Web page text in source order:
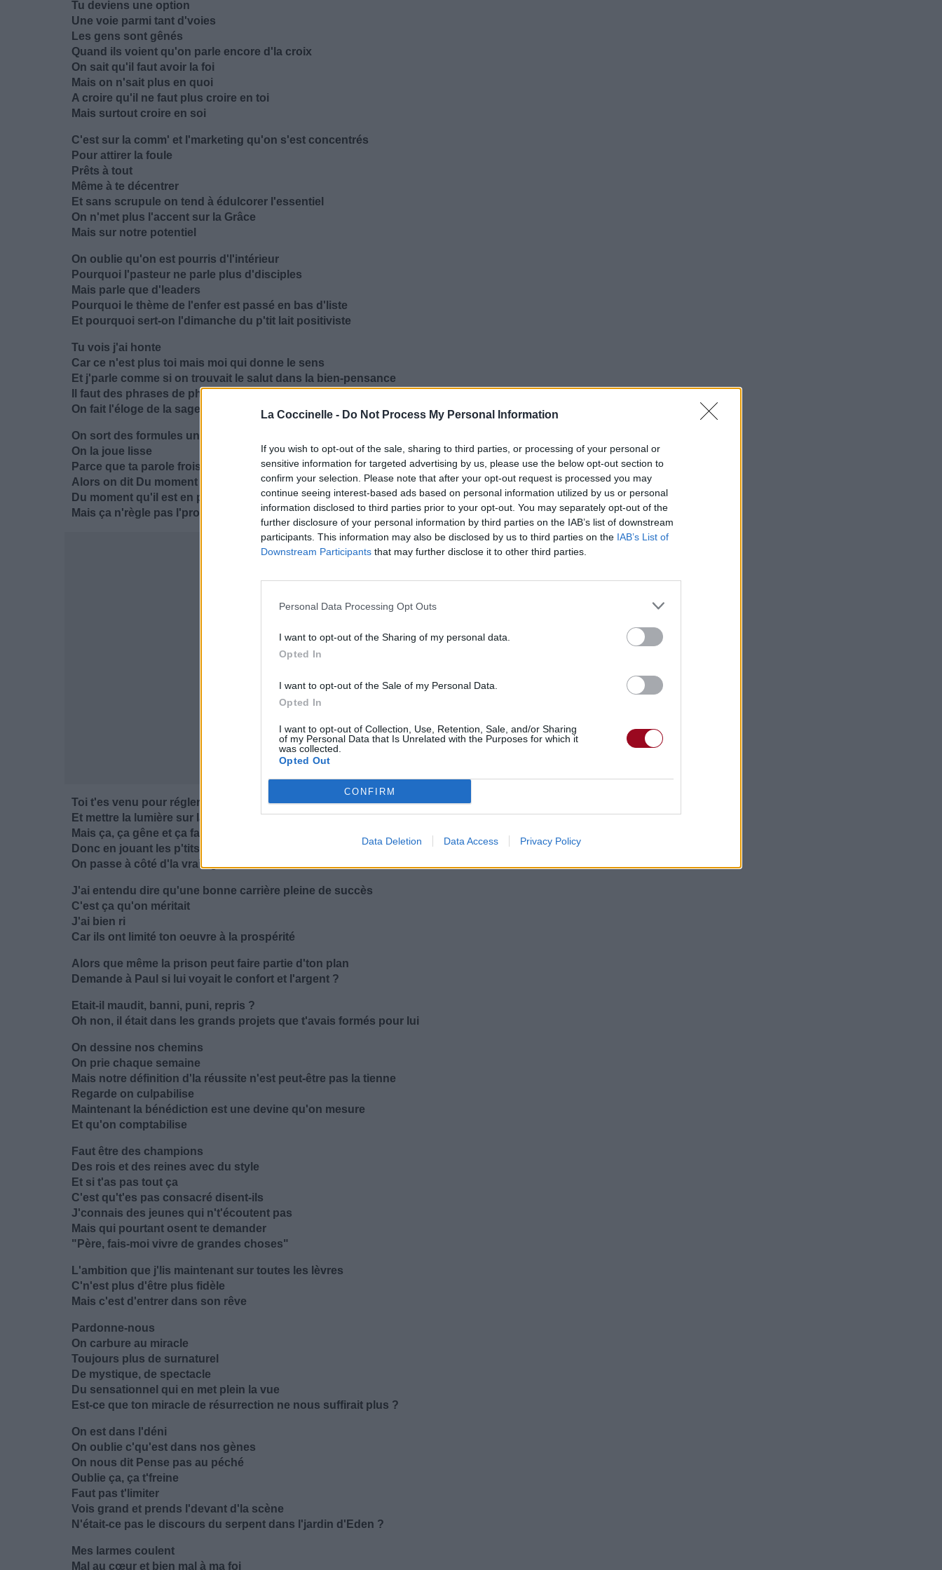
La Coccinelle - Do Not Process My Personal Information
If you wish to opt-out of the sale, sharing to third parties, or processing of your personal or
sensitive information for targeted advertising by us, please use the below opt-out section to
confirm your selection. Please note that after your opt-out request is processed you may
continue seeing interest-based ads based on personal information utilized by us or personal
information disclosed to third parties prior to your opt-out. You may separately opt-out of the
further disclosure of your personal information by third parties on the IAB’s list of downstream
participants. This information may also be disclosed by us to third parties on the IAB’s List of
Downstream Participants that may further disclose it to other third parties.
Personal Data Processing Opt Outs
I want to opt-out of the Sharing of my personal data.
Opted In
I want to opt-out of the Sale of my Personal Data.
Opted In
I want to opt-out of Collection, Use, Retention, Sale, and/or Sharing
of my Personal Data that Is Unrelated with the Purposes for which it
was collected.
Opted Out
CONFIRM
Data Deletion Data Access Privacy Policy
Tu deviens une option
Une voie parmi tant d'voies
Les gens sont gênés
Quand ils voient qu'on parle encore d'la croix
On sait qu'il faut avoir la foi
Mais on n'sait plus en quoi
A croire qu'il ne faut plus croire en toi
Mais surtout croire en soi
C'est sur la comm' et l'marketing qu'on s'est concentrés
Pour attirer la foule
Prêts à tout
Même à te décentrer
Et sans scrupule on tend à édulcorer l'essentiel
On n'met plus l'accent sur la Grâce
Mais sur notre potentiel
On oublie qu'on est pourris d'l'intérieur
Pourquoi l'pasteur ne parle plus d'disciples
Mais parle que d'leaders
Pourquoi le thème de l'enfer est passé en bas d'liste
Et pourquoi sert-on l'dimanche du p'tit lait positiviste
Tu vois j'ai honte
Car ce n'est plus toi mais moi qui donne le sens
Et j'parle comme si on trouvait le salut dans la bien-pensance
Il faut des phrases de philosophes pour qu'on réponde Amen !
On fait l'éloge de la sagesse humaine
On sort des formules un peu passe-partout
On la joue lisse
Parce que ta parole froisse tout
Alors on dit Du moment qu'il est heureux
Du moment qu'il est en paix avec lui-même
Mais ça n'règle pas l'problème
Toi t'es venu pour régler le problème de fond
Et mettre la lumière sur la misère de notre condition
Mais ça, ça gêne et ça fait mauvaise impression
Donc en jouant les p'tits médecins
On passe à côté d'la vraie guérison
J'ai entendu dire qu'une bonne carrière pleine de succès
C'est ça qu'on méritait
J'ai bien ri
Car ils ont limité ton oeuvre à la prospérité
Alors que même la prison peut faire partie d'ton plan
Demande à Paul si lui voyait le confort et l'argent ?
Etait-il maudit, banni, puni, repris ?
Oh non, il était dans les grands projets que t'avais formés pour lui
On dessine nos chemins
On prie chaque semaine
Mais notre définition d'la réussite n'est peut-être pas la tienne
Regarde on culpabilise
Maintenant la bénédiction est une devine qu'on mesure
Et qu'on comptabilise
Faut être des champions
Des rois et des reines avec du style
Et si t'as pas tout ça
C'est qu't'es pas consacré disent-ils
J'connais des jeunes qui n't'écoutent pas
Mais qui pourtant osent te demander
"Père, fais-moi vivre de grandes choses"
L'ambition que j'lis maintenant sur toutes les lèvres
C'n'est plus d'être plus fidèle
Mais c'est d'entrer dans son rêve
Pardonne-nous
On carbure au miracle
Toujours plus de surnaturel
De mystique, de spectacle
Du sensationnel qui en met plein la vue
Est-ce que ton miracle de résurrection ne nous suffirait plus ?
On est dans l'déni
On oublie c'qu'est dans nos gènes
On nous dit Pense pas au péché
Oublie ça, ça t'freine
Faut pas t'limiter
Vois grand et prends l'devant d'la scène
N'était-ce pas le discours du serpent dans l'jardin d'Eden ?
Mes larmes coulent
Mal au cœur et bien mal à ma foi